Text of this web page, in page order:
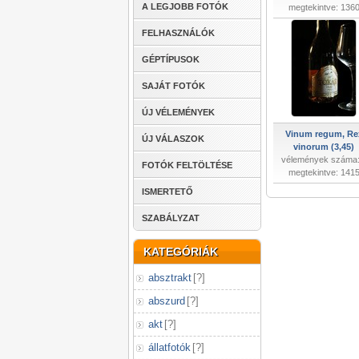
A LEGJOBB FOTÓK
FELHASZNÁLÓK
GÉPTÍPUSOK
SAJÁT FOTÓK
ÚJ VÉLEMÉNYEK
ÚJ VÁLASZOK
FOTÓK FELTÖLTÉSE
ISMERTETŐ
SZABÁLYZAT
KATEGÓRIÁK
absztrakt [?]
abszurd [?]
akt [?]
állatfotók [?]
megtekintve: 1360
Vinum regum,
vinorum (3,45)
vélemények
megtekintve: 1415